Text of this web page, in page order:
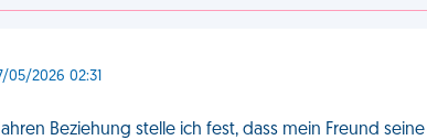
2026 02:31
Beziehung stelle ich fest, dass mein Freund